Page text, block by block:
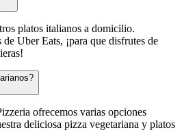
platos italianos a domicilio.
Uber Eats, ¡para que disfrutes de
ofrecemos varias opciones
deliciosa pizza vegetariana y platos